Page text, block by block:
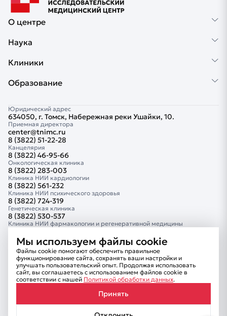
Мы используем файлы cookie
Файлы cookie помогают обеспечить правильное
функционирование сайта, сохранять ваши настройки и
улучшать пользовательский опыт. Продолжая использовать
сайт, вы соглашаетесь с использованием файлов cookie в
соответствии с нашей Политикой обработки данных.
Принять
О центре
Наука
Клиники
Образование
Сведения об образовательной организации
Комплексная безопасность
Информационная безопасность
Внутренний контроль
Противодействие коррупции
Юридический адрес
634050, г. Томск, Набережная реки Ушайки, 10.
Приемная директора
center@tnimc.ru
8 (3822) 51-22-28
Канцелярия
8 (3822) 46-95-66
Онкологическая клиника
8 (3822) 283-003
Клиника НИИ кардиологии
8 (3822) 561-232
Клиника НИИ психического здоровья
8 (3822) 724-319
Генетическая клиника
8 (3822) 530-537
Клиника НИИ фармакологии и регенеративной медицины
Клиника Тюменского кардиологического научного центра
8 (3452) 681-414